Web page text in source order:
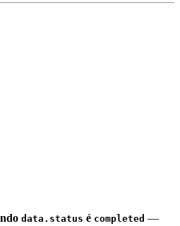
data.status é completed —